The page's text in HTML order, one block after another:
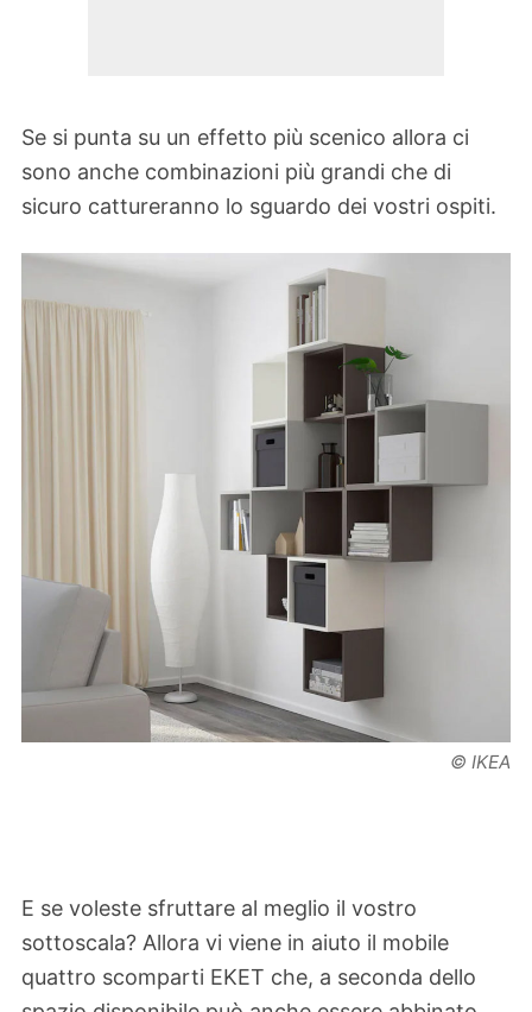
Se si punta su un effetto più scenico allora ci
sono anche combinazioni più grandi che di
sicuro cattureranno lo sguardo dei vostri ospiti.
© IKEA
E se voleste sfruttare al meglio il vostro
sottoscala? Allora vi viene in aiuto il mobile
quattro scomparti EKET che, a seconda dello